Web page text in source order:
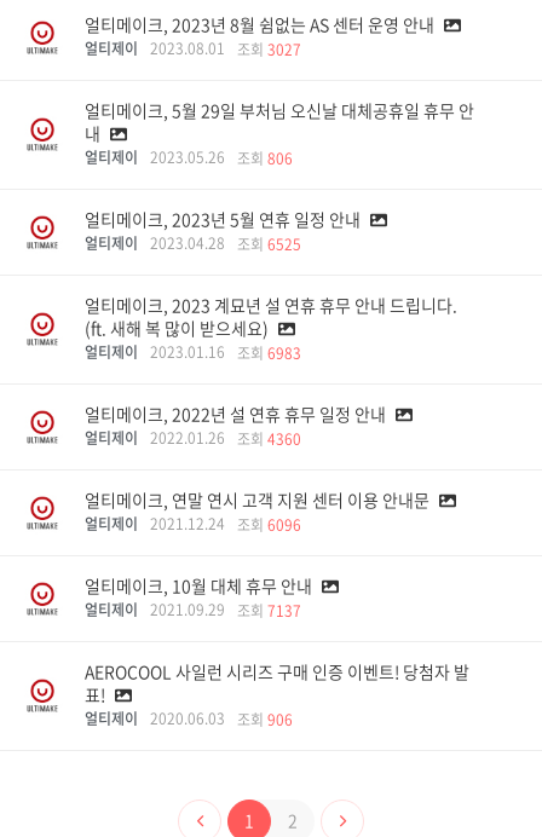
얼티메이크, 2023년 8월 쉼없는 AS 센터 운영 안내
얼티제이 2023.08.01 조회 3027
얼티메이크, 5월 29일 부처님 오신날 대체공휴일 휴무 안
내
얼티제이 2023.05.26 조회 806
얼티메이크, 2023년 5월 연휴 일정 안내
얼티제이 2023.04.28 조회 6525
얼티메이크, 2023 계묘년 설 연휴 휴무 안내 드립니다.
(ft. 새해 복 많이 받으세요)
얼티제이 2023.01.16 조회 6983
얼티메이크, 2022년 설 연휴 휴무 일정 안내
얼티제이 2022.01.26 조회 4360
얼티메이크, 연말 연시 고객 지원 센터 이용 안내문
얼티제이 2021.12.24 조회 6096
얼티메이크, 10월 대체 휴무 안내
얼티제이 2021.09.29 조회 7137
AEROCOOL 사일런 시리즈 구매 인증 이벤트! 당첨자 발
표!
얼티제이 2020.06.03 조회 906
1 2